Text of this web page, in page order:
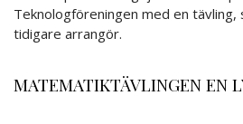
Teknologföreningen med en tävling,
tidigare arrangör.
MATEMATIKTÄVLINGEN EN